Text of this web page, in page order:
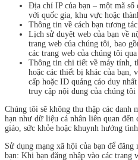
Địa chỉ IP của bạn – một mã số
với quốc gia, khu vực hoặc
Thông tin về cách bạn tương
Lịch sử duyệt web của bạn về
trang web của chúng tôi, bao
các trang web của chúng tôi
Thông tin chi tiết về máy tính,
hoặc các thiết bị khác của
cấp hoặc ID quảng cáo duy
truy cập nội dung của chúng tôi
Chúng tôi sẽ không thu thập các danh
hạn như dữ liệu cá nhân liên quan
giáo, sức khỏe hoặc khuynh hướng
Sử dụng mạng xã hội của bạn để
bạn: Khi bạn đăng nhập vào các trang